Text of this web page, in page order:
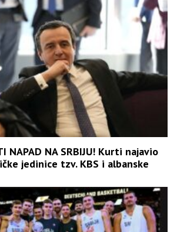
NAPAD NA SRBIJU! Kurti najavio
jedinice tzv. KBS i albanske